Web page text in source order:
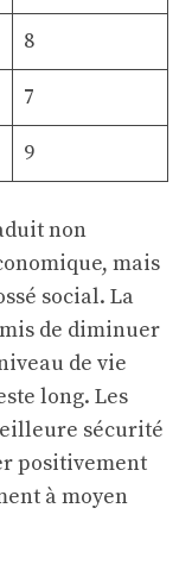
8
7
9
non
mais
social. La
de diminuer
de vie
long. Les
sécurité
positivement
à moyen